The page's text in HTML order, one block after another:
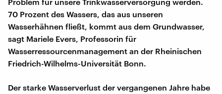
70 Prozent des Wassers, das aus unseren
Wasserhähnen fließt, kommt aus dem Grundwasser,
sagt Mariele Evers, Professorin für
Wasserressourcenmanagement an der Rheinischen
Friedrich-Wilhelms-Universität Bonn.
Der starke Wasserverlust der vergangenen Jahre habe